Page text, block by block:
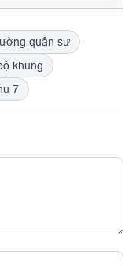
quân sự
khung
7